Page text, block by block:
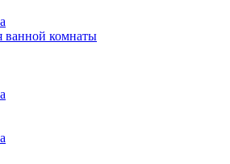
ванной комнаты